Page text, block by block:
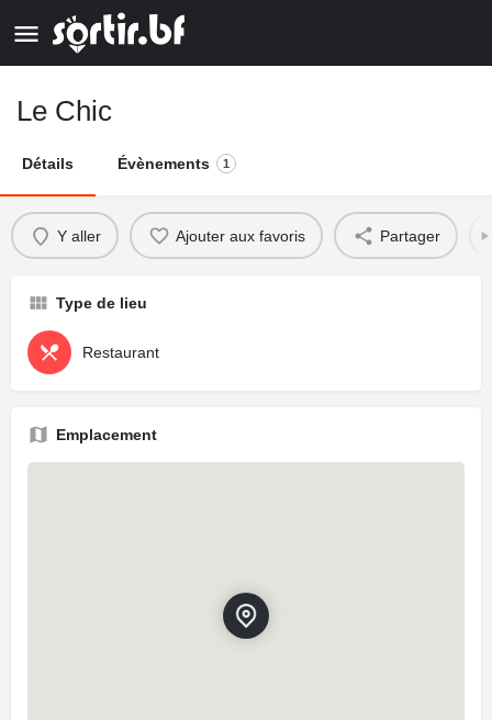
Le Chic
Détails Évènements 1
Y aller Ajouter aux favoris Partager
Type de lieu
Restaurant
Emplacement